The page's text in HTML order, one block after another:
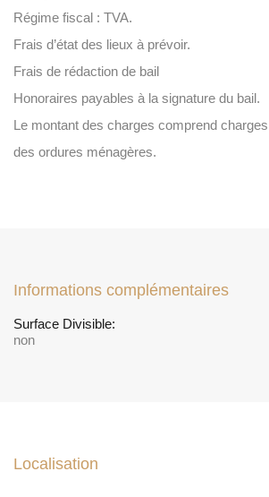
Régime fiscal : TVA.
Frais d’état des lieux à prévoir.
Frais de rédaction de bail
Honoraires payables à la signature du bail.
Le montant des charges comprend
des ordures ménagères.
Informations complémentaires
Surface Divisible:
non
Localisation